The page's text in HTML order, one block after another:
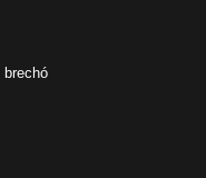
brechó